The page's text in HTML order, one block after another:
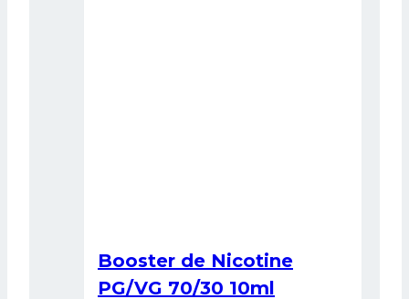
Booster de Nicotine
PG/VG 70/30 10ml